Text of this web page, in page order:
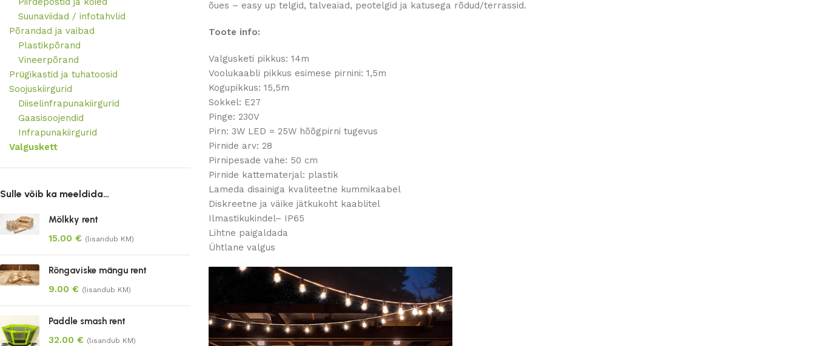
Suunaviidad / infotahvlid
Põrandad ja vaibad
Plastikpõrand
Vineerpõrand
Prügikastid ja tuhatoosid
Soojuskiirgurid
Diiselinfrapunakiirgurid
Gaasisoojendid
Infrapunakiirgurid
Valguskett
Sulle võib ka meeldida…
Mölkky rent
15.00 € (lisandub KM)
Rõngaviske mängu rent
9.00 € (lisandub KM)
Paddle smash rent
32.00 € (lisandub KM)
õues – easy up telgid, talveaiad, peotelgid ja katusega rõdud/terrassid.
Toote info:
Valgusketi pikkus: 14m
Voolukaabli pikkus esimese pirnini: 1,5m
Kogupikkus: 15,5m
Sokkel: E27
Pinge: 230V
Pirn: 3W LED = 25W hõõgpirni tugevus
Pirnide arv: 28
Pirnipesade vahe: 50 cm
Pirnide kattematerjal: plastik
Lameda disainiga kvaliteetne kummikaabel
Diskreetne ja väike jätkukoht kaablitel
Ilmastikukindel– IP65
Lihtne paigaldada
Ühtlane valgus